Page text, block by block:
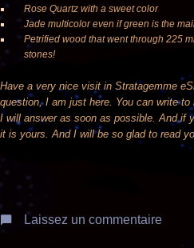
Rose Quartz with a sweet color
Jade multicolor even if green is the
Petrified wood that went through 225
stones!
Have a very nice visit in Stratagemme
question, I am just here. You can write
I will answer as soon as possible. And if
it is yours. And I will be so glad to read
Laissez un commentaire